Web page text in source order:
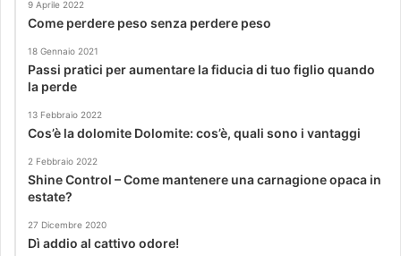
9 Aprile 2022
Come perdere peso senza perdere peso
18 Gennaio 2021
Passi pratici per aumentare la fiducia di tuo figlio quando
la perde
13 Febbraio 2022
Cos’è la dolomite Dolomite: cos’è, quali sono i vantaggi
2 Febbraio 2022
Shine Control – Come mantenere una carnagione opaca in
estate?
27 Dicembre 2020
Dì addio al cattivo odore!